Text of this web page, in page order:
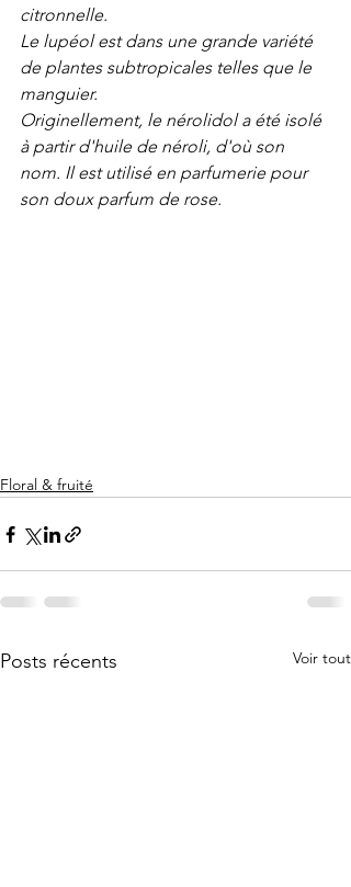
citronnelle.
Le lupéol est dans une grande variété
de plantes subtropicales telles que le
manguier.
Originellement, le nérolidol a été isolé
à partir d'huile de néroli, d'où son
nom. Il est utilisé en parfumerie pour
son doux parfum de rose.
Floral & fruité
Posts récents Voir tout